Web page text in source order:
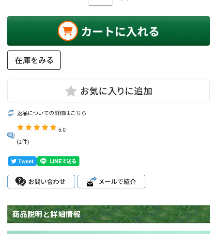
返品についての詳細はこちら
5.0
(2件)
商品説明と詳細情報